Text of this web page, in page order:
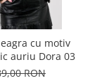
cu motiv
auriu Dora 03
RON